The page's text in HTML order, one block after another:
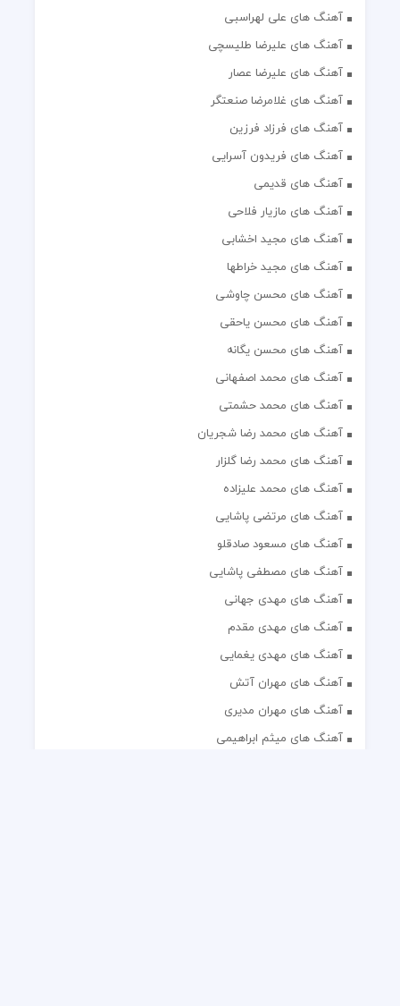
آهنگ های علی لهراسبی
آهنگ های علیرضا طلیسچی
آهنگ های علیرضا عصار
آهنگ های غلامرضا صنعتگر
آهنگ های فرزاد فرزین
آهنگ های فریدون آسرایی
آهنگ های قدیمی
آهنگ های مازیار فلاحی
آهنگ های مجید اخشابی
آهنگ های مجید خراطها
آهنگ های محسن چاوشی
آهنگ های محسن یاحقی
آهنگ های محسن یگانه
آهنگ های محمد اصفهانی
آهنگ های محمد حشمتی
آهنگ های محمد رضا شجریان
آهنگ های محمد رضا گلزار
آهنگ های محمد علیزاده
آهنگ های مرتضی پاشایی
آهنگ های مسعود صادقلو
آهنگ های مصطفی پاشایی
آهنگ های مهدی جهانی
آهنگ های مهدی مقدم
آهنگ های مهدی یغمایی
آهنگ های مهران آتش
آهنگ های مهران مدیری
آهنگ های میثم ابراهیمی